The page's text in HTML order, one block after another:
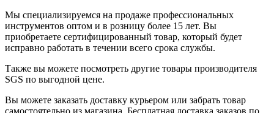
Мы специализируемся на продаже профессиональных
инструментов оптом и в розницу более 15 лет. Вы
приобретаете сертифицированный товар, который будет
исправно работать в течении всего срока службы.
Также вы можете посмотреть другие товары производителя
SGS по выгодной цене.
Вы можете заказать доставку курьером или забрать товар
самостоятельно из магазина. Бесплатная доставка заказов по